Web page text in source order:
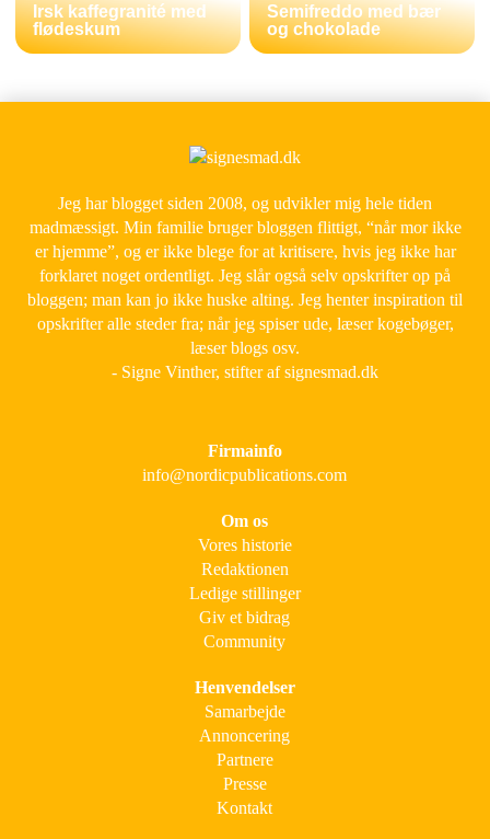
Irsk kaffegranité med
flødeskum
Semifreddo med bær
og chokolade
Jeg har blogget siden 2008, og udvikler mig hele tiden
madmæssigt. Min familie bruger bloggen flittigt, “når mor ikke
er hjemme”, og er ikke blege for at kritisere, hvis jeg ikke har
forklaret noget ordentligt. Jeg slår også selv opskrifter op på
bloggen; man kan jo ikke huske alting. Jeg henter inspiration til
opskrifter alle steder fra; når jeg spiser ude, læser kogebøger,
læser blogs osv.
- Signe Vinther, stifter af signesmad.dk
Firmainfo
info@nordicpublications.com
Om os
Vores historie
Redaktionen
Ledige stillinger
Giv et bidrag
Community
Henvendelser
Samarbejde
Annoncering
Partnere
Presse
Kontakt